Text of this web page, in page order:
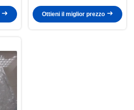
Borse
Ottieni il miglior prezzo